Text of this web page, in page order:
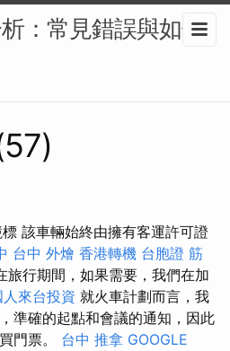
：常見錯誤與如何
該車輛始終由擁有客運許可證
台中 外燴 香港轉機 台胞證 筋
旅行期間，如果需要，我們在加
來台投資 就火車計劃而言，我
準確的起點和會議的通知，因此
門票。 台中 推拿 GOOGLE